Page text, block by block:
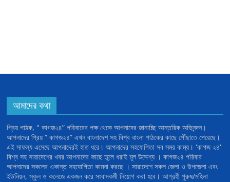
আমাদের কথা
প্রিয় পাঠক, " কাগজ২৪” পরিবারের পক্ষ থেকে আপনাদের জানাচ্ছি আন্তরিক অভিনন্দন।
আপনাদের প্রিয় “ কাগজ২৪” এখন বাংলাদেশ সহ বিশ্ব বাংলা পাঠকের কাছে পৌঁছাতে পেরেছে।
এই সাফল্য এসেছে আপনাদেরই হাত ধরে। আপনাদের সহযোগিতা সব সময় কাম্য। 'কাগজ ২৪'
বিশ্ব সহ সারাদেশের খবর আপনাদের কাছে তুলে ধরাই মূল উদ্দেশ্য । কাগজ২৪ পরিবার
আপনাদের সকলের একান্ত সহযোগিতা কামনা করছে । সারাদেশে সকল জেলা ও উপজেলা এবং
ইউনিয়ন, স্কুল ও কলেজে একজন করে সংবাদকর্মী নিয়োগ করা হবে। আগ্রহী পুরুষ/মহিলা